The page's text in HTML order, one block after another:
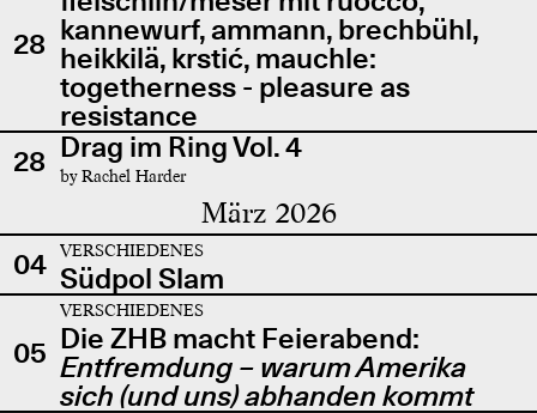
28 kannewurf, ammann, brechbühl,
heikkilä, krstić, mauchle:
togetherness - pleasure as
resistance
28 Drag im Ring Vol. 4
by Rachel Harder
März 2026
04 VERSCHIEDENES
Südpol Slam
05
VERSCHIEDENES
Die ZHB macht Feierabend:
Entfremdung – warum Amerika
sich (und uns) abhanden kommt